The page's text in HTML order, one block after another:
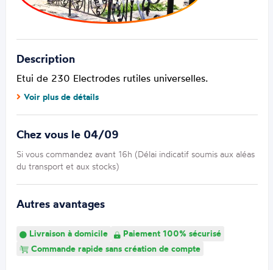
Description
Etui de 230 Electrodes rutiles universelles.
Voir plus de détails
Chez vous le 04/09
Si vous commandez avant 16h (Délai indicatif soumis aux aléas
du transport et aux stocks)
Autres avantages
Livraison à domicile
Paiement 100% sécurisé
Commande rapide sans création de compte